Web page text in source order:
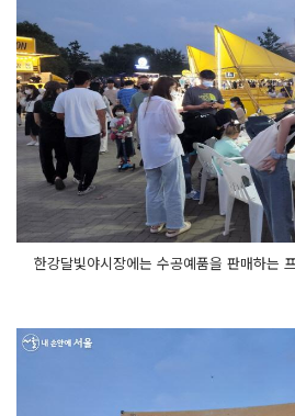
한강달빛야시장에는 수공예품을 판매하는